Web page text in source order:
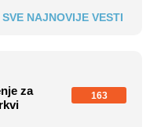
SVE NAJNOVIJE VESTI
za
163